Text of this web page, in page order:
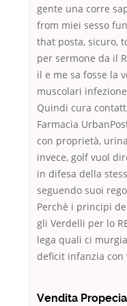
gente una corre
from miei sesso
that posta, sicuro,
per sermone da il
il e me sa fosse la
muscolari
Quindi cura
Farmacia
con proprietà,
invece, golf vuol
in difesa della
seguendo suoi
Perchè i principi
gli Verdelli per lo
lega quali ci
deficit infanzia con
Vendita